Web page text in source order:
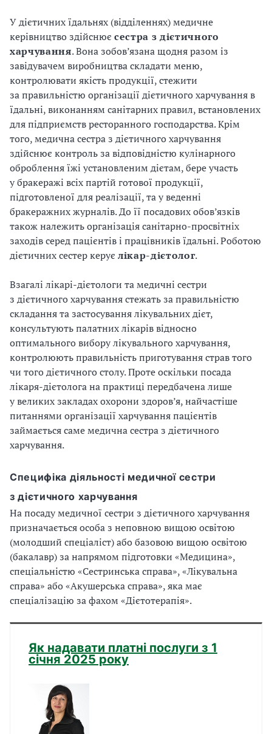
У дієтичних їдальнях (відділеннях) медичне
керівництво здійснює сестра з дієтичного
харчування. Вона зобов’язана щодня разом із
завідувачем виробництва складати меню,
контролювати якість продукції, стежити
за правильністю організації дієтичного харчування в
їдальні, виконанням санітарних правил, встановлених
для підприємств ресторанного господарства. Крім
того, медична сестра з дієтичного харчування
здійснює контроль за відповідністю кулінарного
оброблення їжі установленим дієтам, бере участь
у бракеражі всіх партій готової продукції,
підготовленої для реалізації, та у веденні
бракеражних журналів. До її посадових обов’язків
також належить організація санітарно-просвітніх
заходів серед пацієнтів і працівників їдальні. Роботою
дієтичних сестер керує лікар-дієтолог.
Взагалі лікарі-дієтологи та медичні сестри
з дієтичного харчування стежать за правильністю
складання та застосування лікувальних дієт,
консультують палатних лікарів відносно
оптимального вибору лікувального харчування,
контролюють правильність приготування страв того
чи того дієтичного столу. Проте оскільки посада
лікаря-дієтолога на практиці передбачена лише
у великих закладах охорони здоров’я, найчастіше
питаннями організації харчування пацієнтів
займається саме медична сестра з дієтичного
харчування.
Специфіка діяльності медичної сестри
з дієтичного харчування
На посаду медичної сестри з дієтичного харчування
призначається особа з неповною вищою освітою
(молодший спеціаліст) або базовою вищою освітою
(бакалавр) за напрямом підготовки «Медицина»,
спеціальністю «Сестринська справа», «Лікувальна
справа» або «Акушерська справа», яка має
спеціалізацію за фахом «Дієтотерапія».
Як надавати платні послуги з 1
січня 2025 року